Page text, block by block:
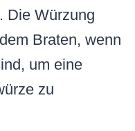
Die Würzung
Braten, wenn
um eine
zu